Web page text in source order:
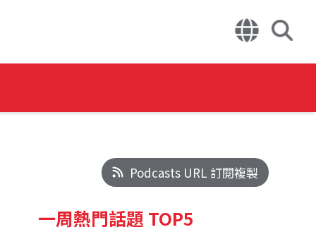
Podcasts URL 訂閱複製
一周熱門話題 TOP5